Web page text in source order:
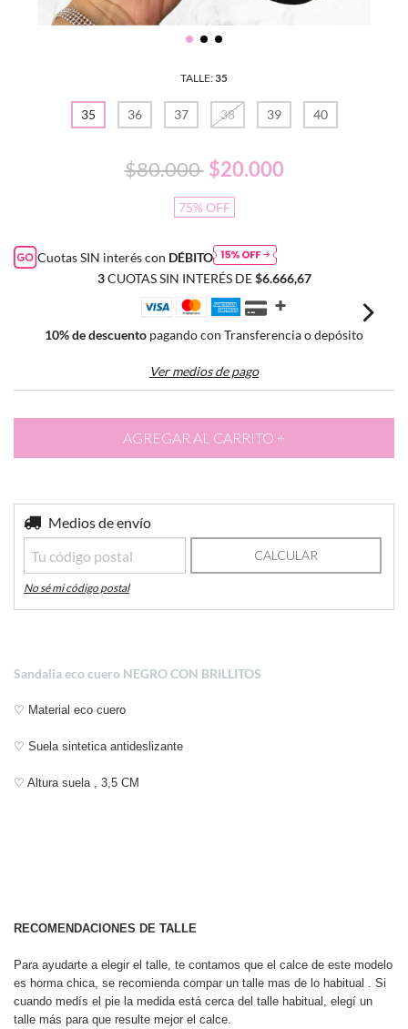
TALLE:35
35 36 37 38 39 40
$80.000 $20.000
75%OFF
Cuotas SIN interés con DÉBITO
3CUOTAS SIN INTERÉS DE$6.666,67
10% de descuento pagando con Transferencia o depósito
Ver medios de pago
Entregas para el CP:
Medios de envío
CALCULAR
No sé mi código postal
Sandalia eco cuero NEGRO CON BRILLITOS
♡ Material eco cuero
♡ Suela sintetica antideslizante
♡ Altura suela , 3,5 CM
RECOMENDACIONES DE TALLE
Para ayudarte a elegir el talle, te contamos que el calce de este modelo
es horma chica, se recomienda compar un talle mas de lo habitual . Si
cuando medís el pie la medida está cerca del talle habitual, elegí un
talle más para que resulte mejor el calce.